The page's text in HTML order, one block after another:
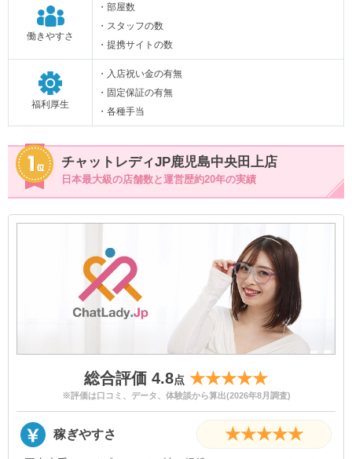
働きやすさ
・部屋数
・スタッフの数
・提携サイトの数
福利厚生
・入店祝い金の有無
・固定保証の有無
・各種手当
チャットレディJP鹿児島中央田上店
日本最大級の店舗数と運営歴約20年の実績
総合評価 4.8点 ★★★★★
※評価は口コミ、データ、体験談から算出(2026年8月調査)
稼ぎやすさ ★★★★★